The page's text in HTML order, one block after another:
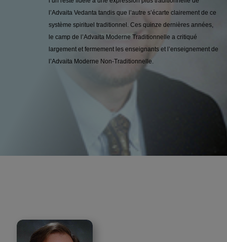
l’Advaita Vedanta tandis que l’autre s’écarte clairement de ce
système spirituel traditionnel. Ces quinze dernières années,
le camp de l’Advaita Moderne Traditionnelle a critiqué
largement et fermement les enseignants et l’enseignement de
l’Advaita Moderne Non-Traditionnelle.